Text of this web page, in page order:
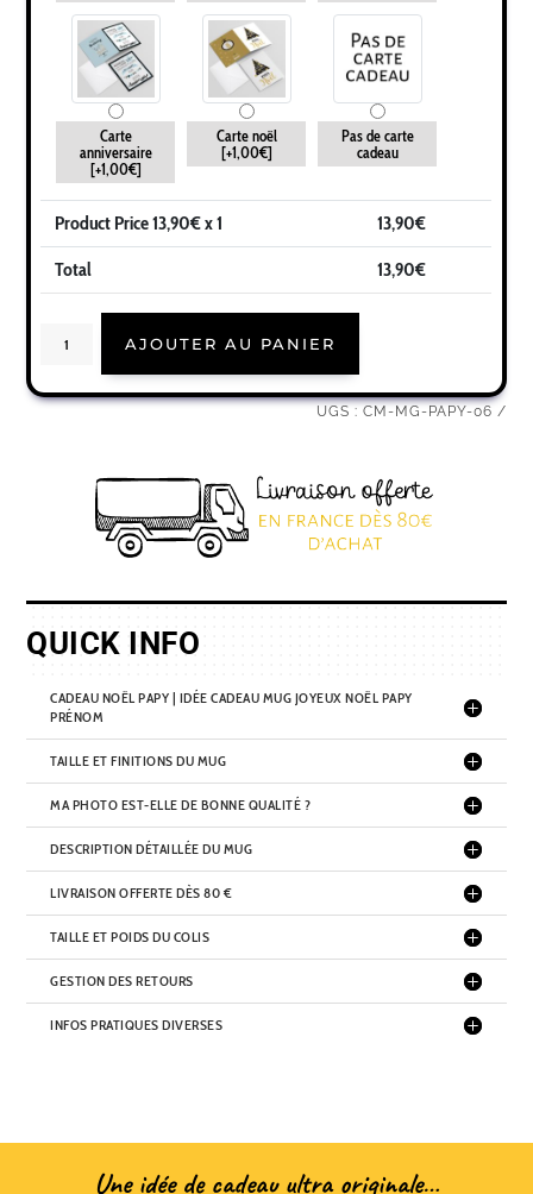
Carte
anniversaire
[+1,00€]
Carte noël
[+1,00€]
Pas de carte
cadeau
Product Price13,90€ x 1 13,90€
Total 13,90€
papy
prénom
AJOUTER AU PANIER
UGS : CM-MG-PAPY-06
QUICK INFO
CADEAU NOËL PAPY | IDÉE CADEAU MUG JOYEUX NOËL PAPY
PRÉNOM
TAILLE ET FINITIONS DU MUG
MA PHOTO EST-ELLE DE BONNE QUALITÉ ?
DESCRIPTION DÉTAILLÉE DU MUG
LIVRAISON OFFERTE DÈS 80 €
TAILLE ET POIDS DU COLIS
GESTION DES RETOURS
INFOS PRATIQUES DIVERSES
Une idée de cadeau ultra originale…